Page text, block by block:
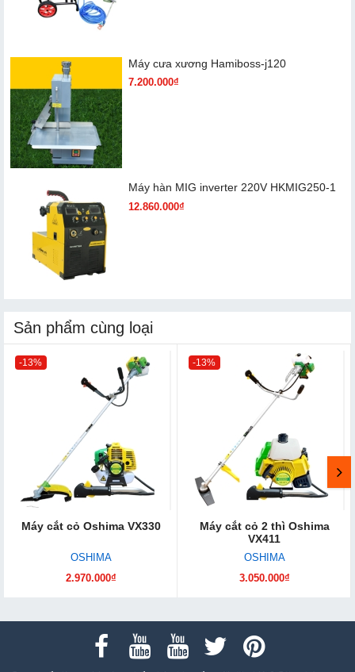
Máy cưa xương Hamiboss-j120
7.200.000₫
Máy hàn MIG inverter 220V HKMIG250-1
12.860.000₫
Sản phẩm cùng loại
-13%
Máy cắt cỏ Oshima VX330
OSHIMA
2.970.000₫
-13%
Máy cắt cỏ 2 thì Oshima
VX411
OSHIMA
3.050.000₫